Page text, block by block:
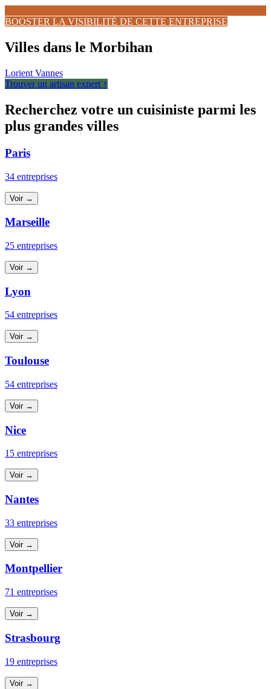
BOOSTER LA VISIBILITÉ DE CETTE ENTREPRISE
Villes dans le Morbihan
Lorient Vannes
Trouver un artisan expert ↑
Recherchez votre un cuisiniste parmi les
plus grandes villes
Paris
34 entreprises
Voir →
Marseille
25 entreprises
Voir →
Lyon
54 entreprises
Voir →
Toulouse
54 entreprises
Voir →
Nice
15 entreprises
Voir →
Nantes
33 entreprises
Voir →
Montpellier
71 entreprises
Voir →
Strasbourg
19 entreprises
Voir →